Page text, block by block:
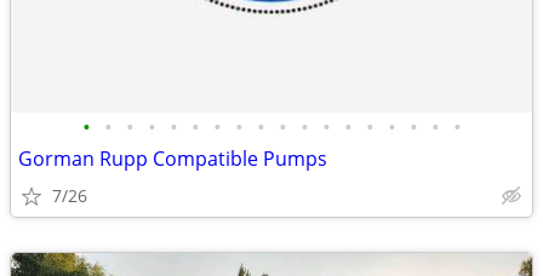
• • • • • • • • • • • • • • • • • •
Gorman Rupp Compatible Pumps
7/26